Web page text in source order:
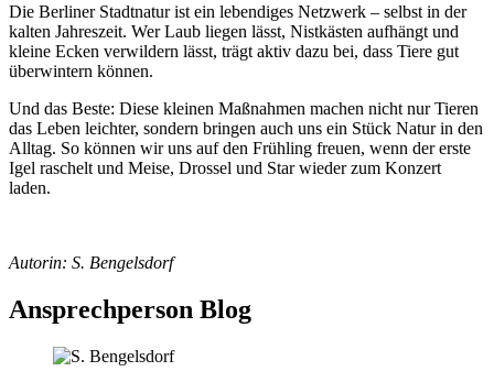
Die Berliner Stadtnatur ist ein lebendiges Netzwerk – selbst in der
kalten Jahreszeit. Wer Laub liegen lässt, Nistkästen aufhängt und
kleine Ecken verwildern lässt, trägt aktiv dazu bei, dass Tiere gut
überwintern können.
Und das Beste: Diese kleinen Maßnahmen machen nicht nur Tieren
das Leben leichter, sondern bringen auch uns ein Stück Natur in den
Alltag. So können wir uns auf den Frühling freuen, wenn der erste
Igel raschelt und Meise, Drossel und Star wieder zum Konzert
laden.
Autorin: S. Bengelsdorf
Ansprechperson Blog